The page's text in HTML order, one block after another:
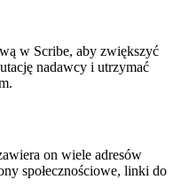
w Scribe, aby zwiększyć
nadawcy i utrzymać
on wiele adresów
społecznościowe, linki do